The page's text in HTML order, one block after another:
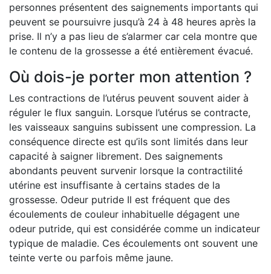
personnes présentent des saignements importants qui
peuvent se poursuivre jusqu’à 24 à 48 heures après la
prise. Il n’y a pas lieu de s’alarmer car cela montre que
le contenu de la grossesse a été entièrement évacué.
Où dois-je porter mon attention ?
Les contractions de l’utérus peuvent souvent aider à
réguler le flux sanguin. Lorsque l’utérus se contracte,
les vaisseaux sanguins subissent une compression. La
conséquence directe est qu’ils sont limités dans leur
capacité à saigner librement. Des saignements
abondants peuvent survenir lorsque la contractilité
utérine est insuffisante à certains stades de la
grossesse. Odeur putride Il est fréquent que des
écoulements de couleur inhabituelle dégagent une
odeur putride, qui est considérée comme un indicateur
typique de maladie. Ces écoulements ont souvent une
teinte verte ou parfois même jaune.